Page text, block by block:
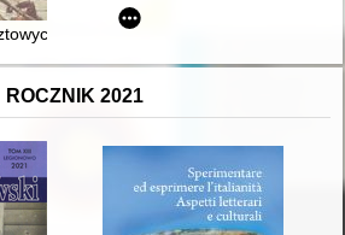
Mariana Sołobodowskiego "Bitwa
ROCZNIK 2021